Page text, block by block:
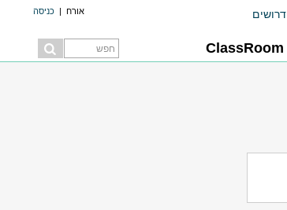
אורח | כניסה דרושים
ClassRoom